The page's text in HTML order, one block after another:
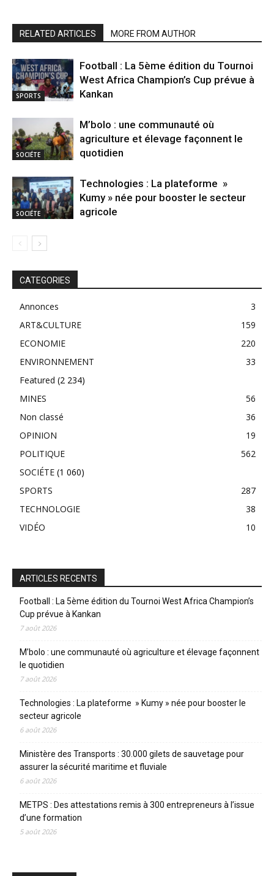
RELATED ARTICLES MORE FROM AUTHOR
SPORTS
Football : La 5ème édition du Tournoi
West Africa Champion’s Cup prévue à
Kankan
SOCIÉTE
M’bolo : une communauté où
agriculture et élevage façonnent le
quotidien
SOCIÉTE
Technologies : La plateforme »
Kumy » née pour booster le secteur
agricole
CATEGORIES
Annonces
3
ART&CULTURE
159
ECONOMIE
220
ENVIRONNEMENT
33
Featured (2 234)
MINES
56
Non classé
36
OPINION
19
POLITIQUE
562
SOCIÉTE (1 060)
SPORTS
287
TECHNOLOGIE
38
VIDÉO
10
ARTICLES RECENTS
Football : La 5ème édition du Tournoi West Africa Champion’s
Cup prévue à Kankan
7 août 2026
M’bolo : une communauté où agriculture et élevage façonnent
le quotidien
7 août 2026
Technologies : La plateforme » Kumy » née pour booster le
secteur agricole
6 août 2026
Ministère des Transports : 30.000 gilets de sauvetage pour
assurer la sécurité maritime et fluviale
6 août 2026
METPS : Des attestations remis à 300 entrepreneurs à l’issue
d’une formation
5 août 2026